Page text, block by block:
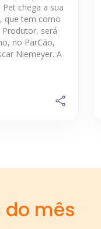
chega a sua
que tem como
será
no ParCão,
Niemeyer. A
mês